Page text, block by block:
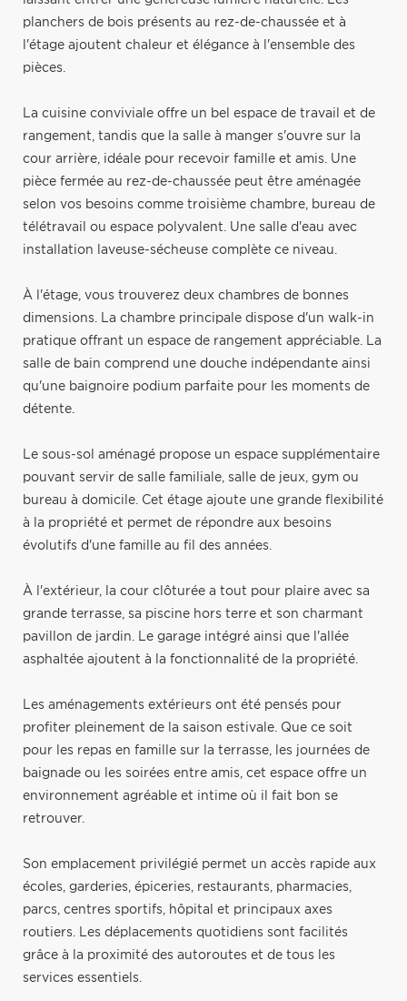
planchers de bois présents au rez-de-chaussée et à
l'étage ajoutent chaleur et élégance à l'ensemble des
pièces.
La cuisine conviviale offre un bel espace de travail et de
rangement, tandis que la salle à manger s'ouvre sur la
cour arrière, idéale pour recevoir famille et amis. Une
pièce fermée au rez-de-chaussée peut être aménagée
selon vos besoins comme troisième chambre, bureau de
télétravail ou espace polyvalent. Une salle d'eau avec
installation laveuse-sécheuse complète ce niveau.
À l'étage, vous trouverez deux chambres de bonnes
dimensions. La chambre principale dispose d'un walk-in
pratique offrant un espace de rangement appréciable. La
salle de bain comprend une douche indépendante ainsi
qu'une baignoire podium parfaite pour les moments de
détente.
Le sous-sol aménagé propose un espace supplémentaire
pouvant servir de salle familiale, salle de jeux, gym ou
bureau à domicile. Cet étage ajoute une grande flexibilité
à la propriété et permet de répondre aux besoins
évolutifs d'une famille au fil des années.
À l'extérieur, la cour clôturée a tout pour plaire avec sa
grande terrasse, sa piscine hors terre et son charmant
pavillon de jardin. Le garage intégré ainsi que l'allée
asphaltée ajoutent à la fonctionnalité de la propriété.
Les aménagements extérieurs ont été pensés pour
profiter pleinement de la saison estivale. Que ce soit
pour les repas en famille sur la terrasse, les journées de
baignade ou les soirées entre amis, cet espace offre un
environnement agréable et intime où il fait bon se
retrouver.
Son emplacement privilégié permet un accès rapide aux
écoles, garderies, épiceries, restaurants, pharmacies,
parcs, centres sportifs, hôpital et principaux axes
routiers. Les déplacements quotidiens sont facilités
grâce à la proximité des autoroutes et de tous les
services essentiels.